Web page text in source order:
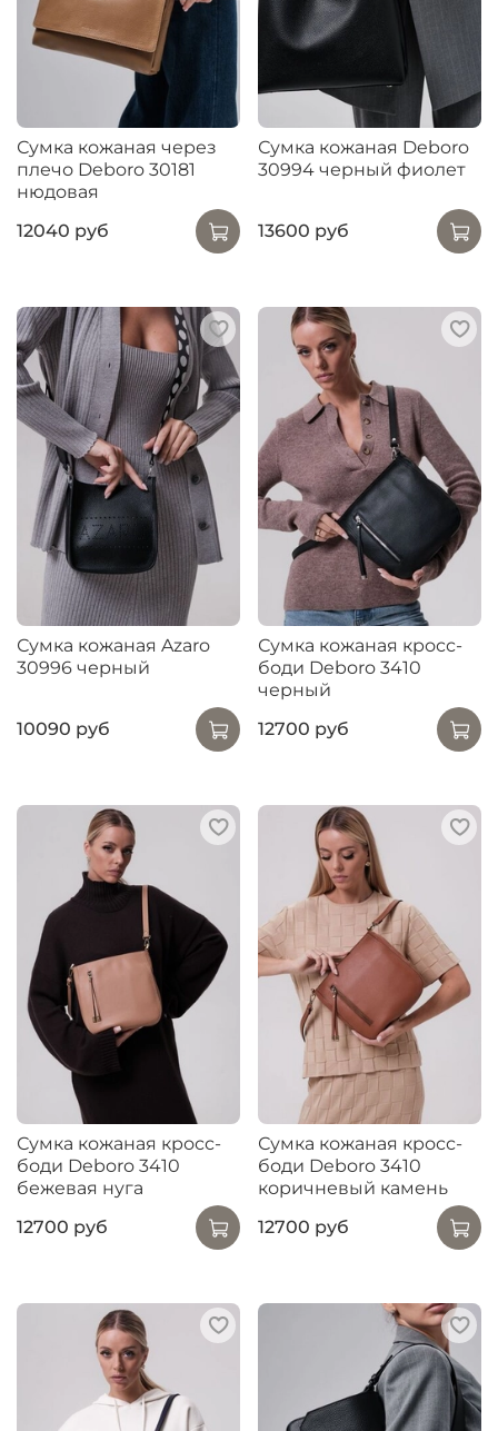
Сумка кожаная через
плечо Deboro 30181
нюдовая
12040 руб
Сумка кожаная Deboro
30994 черный фиолет
13600 руб
Сумка кожаная Azaro
30996 черный
10090 руб
Сумка кожаная кросс-
боди Deboro 3410
черный
12700 руб
Сумка кожаная кросс-
боди Deboro 3410
бежевая нуга
12700 руб
Сумка кожаная кросс-
боди Deboro 3410
коричневый камень
12700 руб